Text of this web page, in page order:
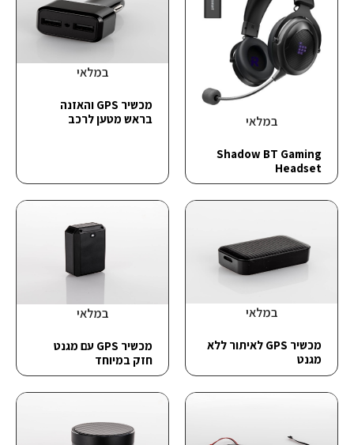
במלאי
Shadow BT Gaming
Headset
במלאי
מכשיר GPS והאזנה
בראש מטען לרכב
במלאי
מכשיר GPS לאיתור ללא
מגנט
במלאי
מכשיר GPS עם מגנט
חזק במיוחד